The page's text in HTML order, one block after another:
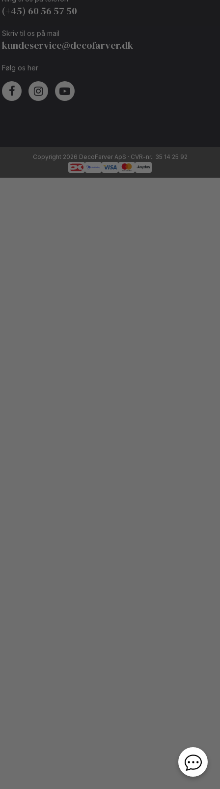
(+45) 60 56 57 50
Skriv til os på mail
kundeservice@decofarver.dk
Følg os her
Copyright 2026 DecoFarver ApS · CVR-nr.: 35 14 25 92